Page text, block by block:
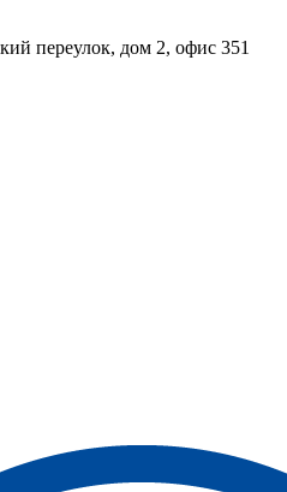
переулок, дом 2, офис 351